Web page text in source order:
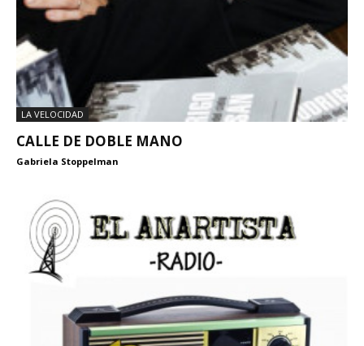
LA VELOCIDAD
CALLE DE DOBLE MANO
Gabriela Stoppelman